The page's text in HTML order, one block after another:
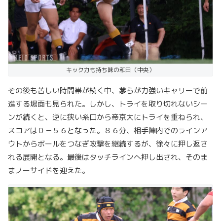
キック力も持ち味の和田（中央）
その後も苦しい時間帯が続く中、 茅らが力強いキャリーで前
進する場面も見られた。しかし、トライを取り切れないシー
ンが続くと、逆に狭い糸口から帝京大にトライを重ねられ、
スコアは０－５６となった。８６分、相手陣内でのラインア
ウトからボールをつなぎ攻撃を継続するが、徐々に押し返さ
れる展開となる。最後はタッチラインへ押し出され、そのま
まノーサイドを迎えた。